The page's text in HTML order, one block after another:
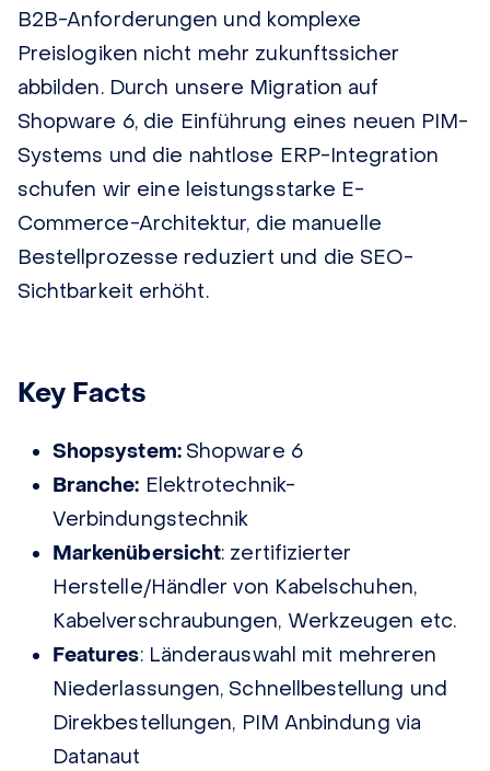
B2B-Anforderungen und komplexe
Preislogiken nicht mehr zukunftssicher
abbilden. Durch unsere Migration auf
Shopware 6, die Einführung eines neuen PIM-
Systems und die nahtlose ERP-Integration
schufen wir eine leistungsstarke E-
Commerce-Architektur, die manuelle
Bestellprozesse reduziert und die SEO-
Sichtbarkeit erhöht.
Key Facts
Shopsystem: Shopware 6
Branche: Elektrotechnik-
Verbindungstechnik
Markenübersicht: zertifizierter
Herstelle/Händler von Kabelschuhen,
Kabelverschraubungen, Werkzeugen etc.
Features: Länderauswahl mit mehreren
Niederlassungen, Schnellbestellung und
Direkbestellungen, PIM Anbindung via
Datanaut